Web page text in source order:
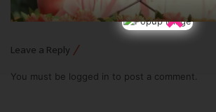
Leave a Reply
You must be logged in to post a comment.
×